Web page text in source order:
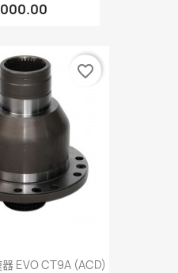
EVO CT9A (ACD)
favorite_border